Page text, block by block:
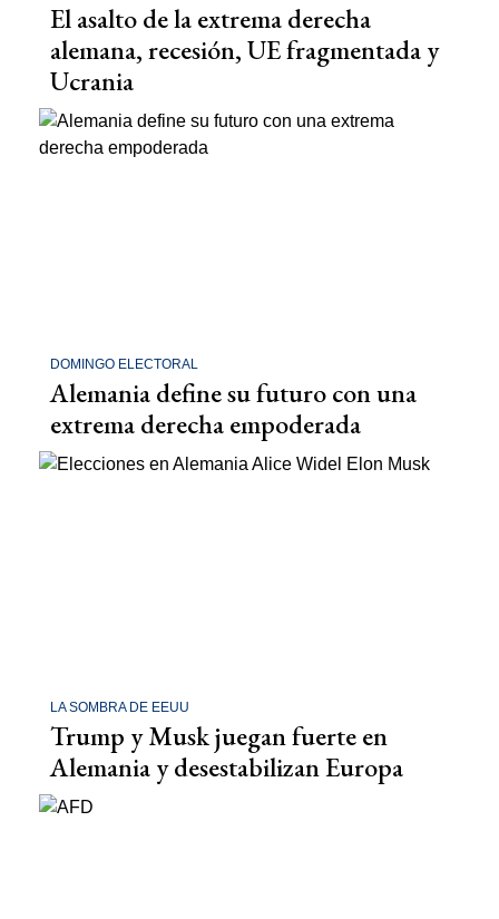
El asalto de la extrema derecha
alemana, recesión, UE fragmentada y
Ucrania
DOMINGO ELECTORAL
Alemania define su futuro con una
extrema derecha empoderada
LA SOMBRA DE EEUU
Trump y Musk juegan fuerte en
Alemania y desestabilizan Europa